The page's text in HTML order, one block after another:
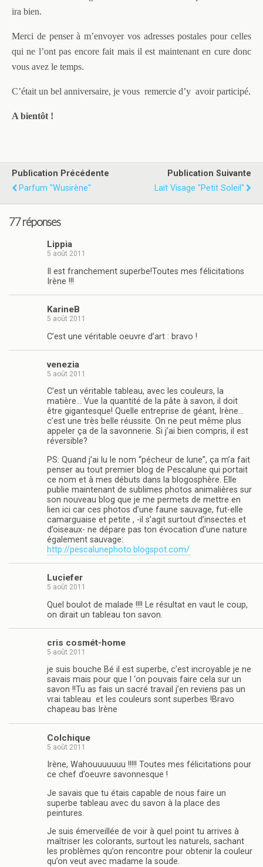
ira bien.
Merci de penser à m’envoyer vos adresses postales pour celles
qui ne l’ont pas encore fait mais il est maintenant en cure donc
vous avez le temps.
C’était un bel anniversaire, je vous remercie d’y avoir participé.
A bientôt !
Publication Précédente
Parfum "Wusirène"
Publication Suivante
Lait Visage "Petit Soleil"
77 réponses
Lippia
5 août 2011
Il est franchement superbe!Toutes mes félicitations
Irène !!!
KarineB
5 août 2011
C’est une véritable oeuvre d’art : bravo !
venezia
5 août 2011
C’est un véritable tableau, avec les couleurs, la
matière… Vue la quantité de la pâte à savon, il doit
être gigantesque! Quelle entreprise de géant, Irène…
c’est une très belle réussite. On ne peut même plus
appeler ça de la savonnerie. Si j’ai bien compris, il est
réversible?
PS: Quand j’ai lu le nom “pécheur de lune”, ça m’a fait
penser au tout premier blog de Pescalune qui portait
ce nom et à mes débuts dans la blogosphère. Elle
publie maintenant de sublimes photos animalières sur
son nouveau blog que je me permets de mettre en
lien ici car ces photos d’une faune sauvage, fut-elle
camarguaise et petite , -il s’agit surtout d’insectes et
d’oiseaux- ne dépare pas ton évocation d’une nature
également sauvage:
http://pescalunephoto.blogspot.com/
Luciefer
5 août 2011
Quel boulot de malade !!!! Le résultat en vaut le coup,
on dirait un tableau ton savon.
cris cosmét-home
5 août 2011
je suis bouche Bé il est superbe, c’est incroyable je ne
savais mais pour que l ‘on pouvais faire cela sur un
savon !!Tu as fais un sacré travail j’en reviens pas un
vrai tableau et les couleurs sont superbes !Bravo
chapeau bas Irène
Colchique
5 août 2011
Irène, Wahouuuuuuu !!!!! Toutes mes félicitations pour
ce chef d’oeuvre savonnesque !
Je savais que tu étais capable de nous faire un
superbe tableau avec du savon à la place des
peintures.
Je suis émerveillée de voir à quel point tu arrives à
maîtriser les colorants, surtout les naturels, sachant
les problèmes qu’on rencontre pour obtenir la couleur
qu’on veut avec madame la soude.